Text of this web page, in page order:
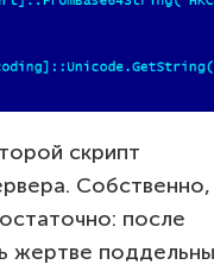
скрипт
Собственно,
после
жертве